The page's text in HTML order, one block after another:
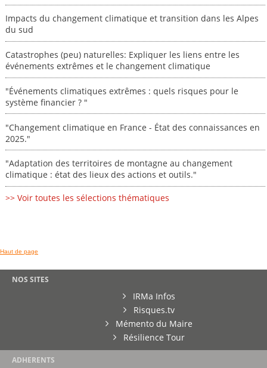
Impacts du changement climatique et transition dans les Alpes
du sud
Catastrophes (peu) naturelles: Expliquer les liens entre les
événements extrêmes et le changement climatique
"Événements climatiques extrêmes : quels risques pour le
système financier ? "
"Changement climatique en France - État des connaissances en
2025."
"Adaptation des territoires de montagne au changement
climatique : état des lieux des actions et outils."
>> Voir toutes les sélections thématiques
Haut de page
NOS SITES
IRMa Infos
Risques.tv
Mémento du Maire
Résilience Tour
ADHERENTS